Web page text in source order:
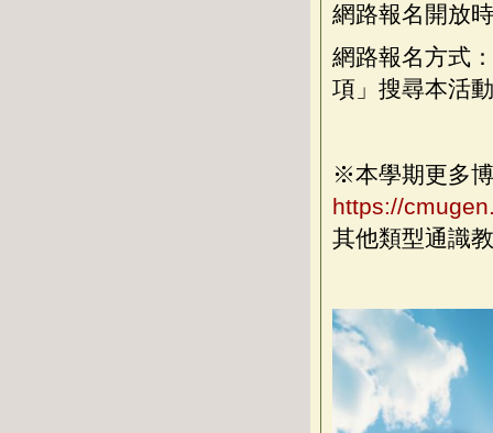
網路報名開放
網路報名方式
項」搜尋本活
※本學期更多
https://
其他類型通識